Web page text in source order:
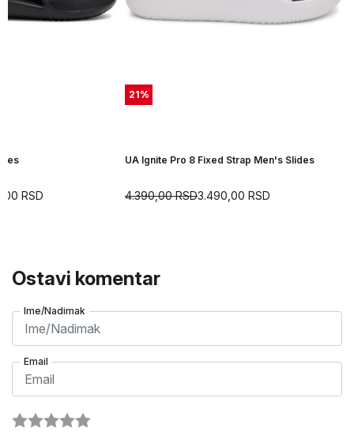
RSD
21%
UA Ignite Pro 8 Fixed Strap Men's Slides
3.490,00 RSD
4.390,00RSD
Ostavi komentar
Ime/Nadimak
Email